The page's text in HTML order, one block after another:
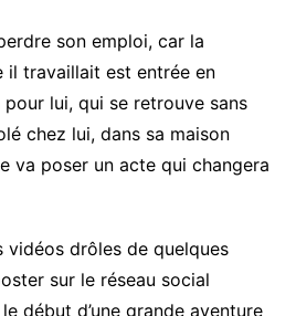
son emploi, car la
il travaillait est entrée en
lui, qui se retrouve sans
chez lui, dans sa maison
va poser un acte qui changera
vidéos drôles de quelques
sur le réseau social
début d’une grande aventure